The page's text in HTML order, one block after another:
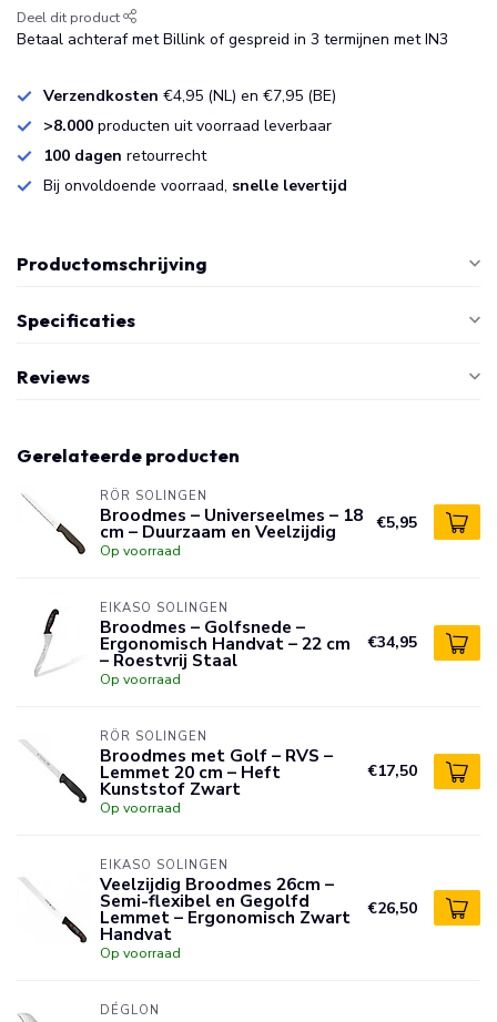
Deel dit product
Betaal achteraf met Billink of gespreid in 3 termijnen met IN3
Verzendkosten €4,95 (NL) en €7,95 (BE)
>8.000 producten uit voorraad leverbaar
100 dagen retourrecht
Bij onvoldoende voorraad, snelle levertijd
Productomschrijving
Specificaties
Reviews
Gerelateerde producten
RÖR SOLINGEN
Broodmes – Universeelmes – 18
cm – Duurzaam en Veelzijdig
Op voorraad
€5,95
EIKASO SOLINGEN
Broodmes – Golfsnede –
Ergonomisch Handvat – 22 cm
– Roestvrij Staal
Op voorraad
€34,95
RÖR SOLINGEN
Broodmes met Golf – RVS –
Lemmet 20 cm – Heft
Kunststof Zwart
Op voorraad
€17,50
EIKASO SOLINGEN
Veelzijdig Broodmes 26cm –
Semi-flexibel en Gegolfd
Lemmet – Ergonomisch Zwart
Handvat
Op voorraad
€26,50
DÉGLON